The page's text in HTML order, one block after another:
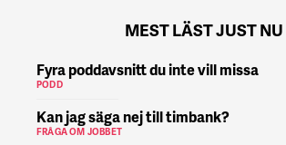
MEST LÄST JUST NU
Fyra poddavsnitt du inte vill missa
PODD
Kan jag säga nej till timbank?
FRÅGA OM JOBBET